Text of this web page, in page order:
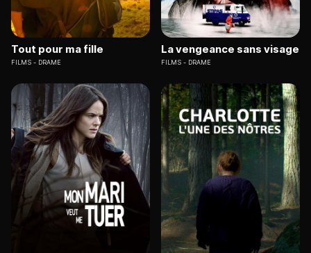
Tout pour ma fille
FILMS DRAME
La vengeance sans visage
FILMS DRAME